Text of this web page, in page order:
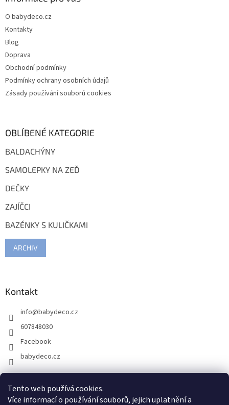
Tento web používá cookies.
Více informací o používání souborů, jejich uplatnění a
O babydeco.cz
Kontakty
Blog
Doprava
Obchodní podmínky
Podmínky ochrany osobních údajů
Zásady používání souborů cookies
OBLÍBENÉ KATEGORIE
BALDACHÝNY
SAMOLEPKY NA ZEĎ
DEČKY
ZAJÍČCI
BAZÉNKY S KULIČKAMI
ARCHIV
Kontakt
info@babydeco.cz
607848030
Facebook
babydeco.cz